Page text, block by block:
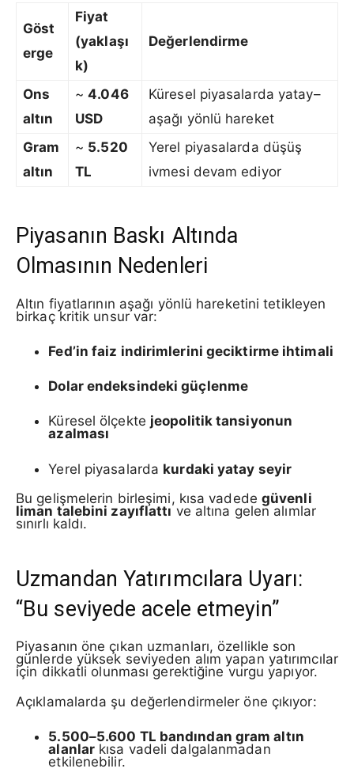
Göst
erge
Fiyat
(yaklaşı
k)
Değerlendirme
Ons
altın
~4.046
USD
Küresel piyasalarda yatay–
aşağı yönlü hareket
Gram
altın
~ 5.520
TL
Yerel piyasalarda düşüş
ivmesi devam ediyor
Piyasanın Baskı Altında
Olmasının Nedenleri
Altın fiyatlarının aşağı yönlü hareketini tetikleyen
birkaç kritik unsur var:
Fed’in faiz indirimlerini geciktirme ihtimali
Dolar endeksindeki güçlenme
Küresel ölçekte jeopolitik tansiyonun
azalması
Yerel piyasalarda kurdaki yatay seyir
Bu gelişmelerin birleşimi, kısa vadede güvenli
liman talebini zayıflattıve altına gelen alımlar
sınırlı kaldı.
Uzmandan Yatırımcılara Uyarı:
“Bu seviyede acele etmeyin”
Piyasanın öne çıkan uzmanları, özellikle son
günlerde yüksek seviyeden alım yapan yatırımcılar
için dikkatli olunması gerektiğine vurgu yapıyor.
Açıklamalarda şu değerlendirmeler öne çıkıyor:
5.500–5.600 TL bandından gram altın
alanlar kısa vadeli dalgalanmadan
etkilenebilir.